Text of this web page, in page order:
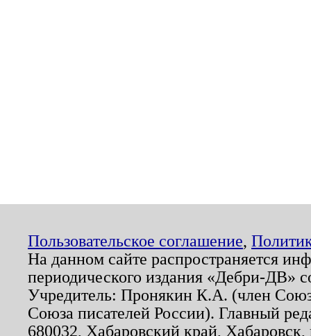
Пользовательское соглашение,
На данном сайте распространяется
периодического издания «Дебри-ДВ»
Учредитель: Пронякин К.А. (член
Союза писателей России). Главный
680032, Хабаровский край,